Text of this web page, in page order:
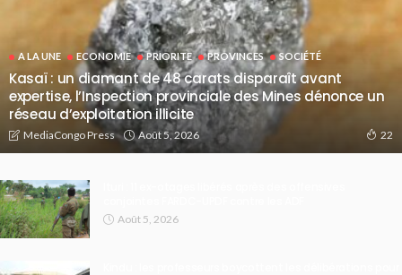
A LA UNE ECONOMIE PRIORITE PROVINCES SOCIÉTÉ
Kasaï : un diamant de 48 carats disparaît avant
expertise, l’Inspection provinciale des Mines dénonce un
réseau d’exploitation illicite
MediaCongo Press Août 5, 2026 22
Août 5, 2026